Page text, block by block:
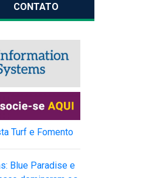
CONTATO